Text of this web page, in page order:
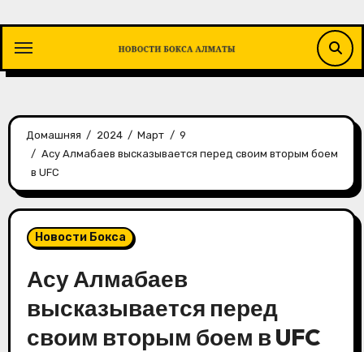
содержимому
Домашняя 2024 Март
9
Асу Алмабаев высказывается перед своим вторым боем
в UFC
Новости Бокса
Асу Алмабаев
высказывается перед
своим вторым боем в UFC